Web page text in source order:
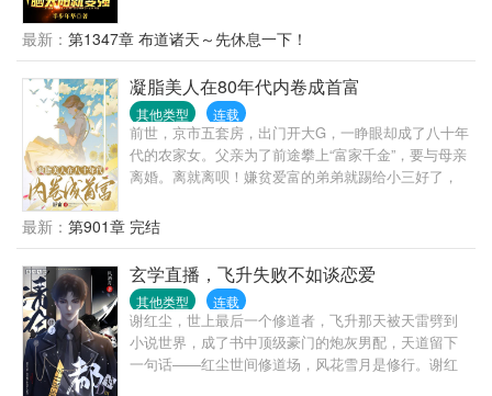
犹如天书的修炼真诀在林洛面前变得纯粹，简单！九
叔：看见那个小天师了吗？我徒弟！四目：一休，让
你徒弟给我师侄当丫鬟，你不亏！千鹤：什么！我又
要打巅峰赛！还好，这次我有通天代！阿洛救我！半
碗清水照乾坤，一张灵符命鬼神。脚踏阴阳八卦步，
手执木剑斩妖魂。挥泪洒酒英灵地，道气长存天地
人。红绳糯米今犹在，不见当年林道人！万界祖师九
叔又添新弟子——林洛！—iii—
最新： 第1347章 布道诸天～先休息一下！
凝脂美人在80年代内卷成首富
其他类型 连载
前世，京市五套房，出门开大G，一睁眼却成了八十年
代的农家女。父亲为了前途攀上“富家千金”，要与母亲
离婚。离就离呗！嫌贫爱富的弟弟就踢给小三好了，
卖肉夹馍、做倒爷、成立服装品牌、地产公司……在
八十年代混的风生水起。什么？富家千金只是保姆之
女！渣爸和渣男求而不得的戴家掌权人，竟是那个苦
追她不得的冷面男………
最新： 第901章 完结
玄学直播，飞升失败不如谈恋爱
其他类型 连载
谢红尘，世上最后一个修道者，飞升那天被天雷劈到
小说世界，成了书中顶级豪门的炮灰男配，天道留下
一句话——红尘世间修道场，风花雪月是修行。谢红